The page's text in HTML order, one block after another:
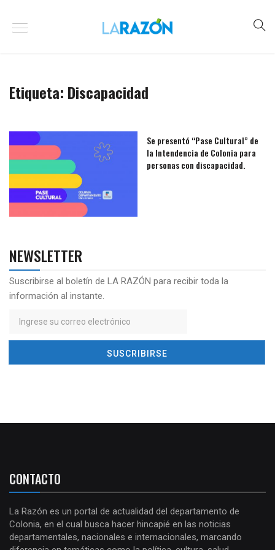
Etiqueta: Discapacidad
Se presentó “Pase Cultural” de
la Intendencia de Colonia para
personas con discapacidad.
NEWSLETTER
Suscribirse al boletín de LA RAZÓN para recibir toda la
información al instante.
CONTACTO
La Razón es un portal de actualidad del departamento de
Colonia, en el cual busca hacer hincapié en las noticias
departamentales, nacionales e internacionales, marcando